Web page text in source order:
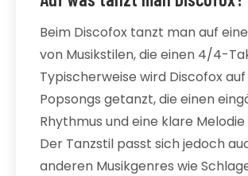
Beim Discofox tanzt man auf
von Musikstilen, die einen 4/4-
Typischerweise wird Discofox
Popsongs getanzt, die einen
Rhythmus und eine klare
Der Tanzstil passt sich jedoch
anderen Musikgenres wie